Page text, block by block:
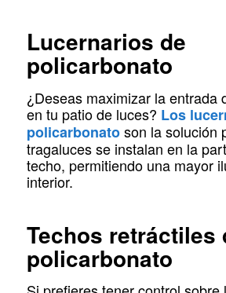
Lucernarios de
policarbonato
¿Deseas maximizar la entrada
en tu patio de luces? Los
policarbonatoson la solución
tragaluces se instalan en la
techo, permitiendo una mayor
interior.
Techos retráctiles
policarbonato